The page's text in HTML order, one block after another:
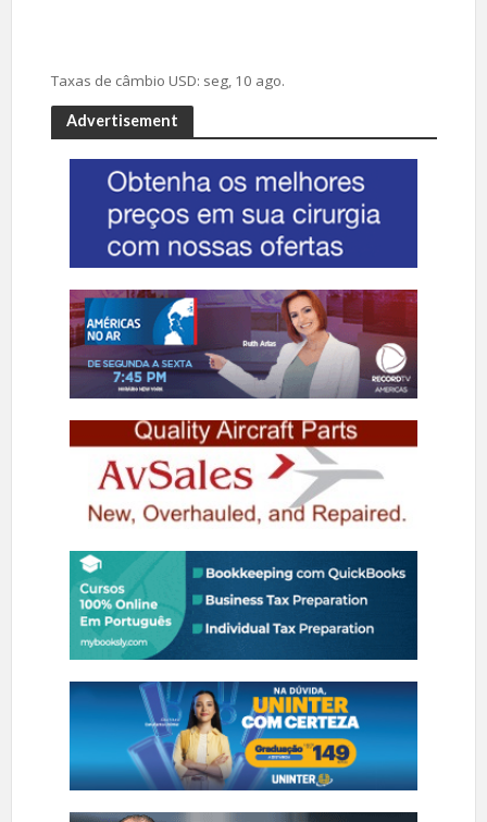
Taxas de câmbio USD: seg, 10 ago.
Advertisement